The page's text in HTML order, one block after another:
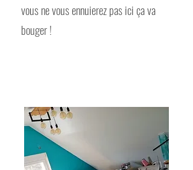
vous ne vous ennuierez pas ici ça va
bouger !